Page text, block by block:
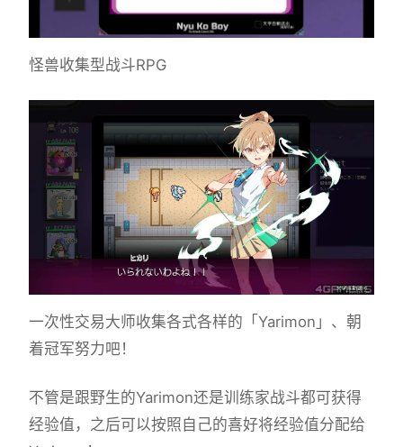
怪兽收集型战斗RPG
一次性交易大师收集各式各样的「Yarimon」、朝
着冠军努力吧！
不管是跟野生的Yarimon还是训练家战斗都可获得
经验值，之后可以按照自己的喜好将经验值分配给